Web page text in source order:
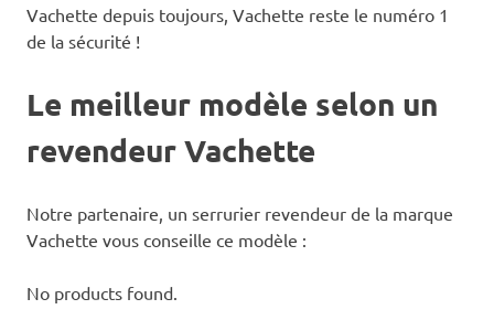
Vachette depuis toujours, Vachette reste le numéro 1
de la sécurité !
Le meilleur modèle selon un
revendeur Vachette
Notre partenaire, un serrurier revendeur de la marque
Vachette vous conseille ce modèle :
No products found.